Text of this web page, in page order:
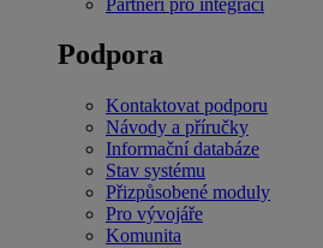
Podpora
Kontaktovat podporu
Návody a příručky
Informační databáze
Stav systému
Přizpůsobené moduly
Pro vývojáře
Komunita